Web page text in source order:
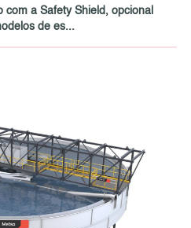
com a Safety Shield, opcional
de es...